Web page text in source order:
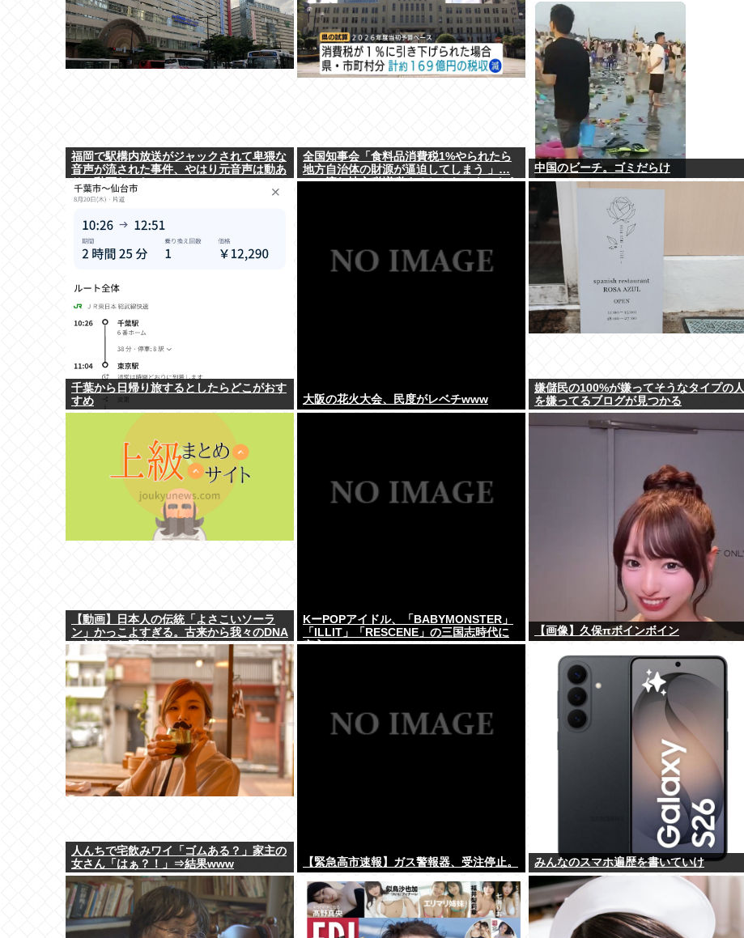
福岡で駅構内放送がジャックされて卑猥な
音声が流された事件、やはり元音声は動あ
りの動画だった
全国知事会「食料品消費税1%やられたら
地方自治体の財源が逼迫してしまう 」…
この流れ地方税増税するしかないよ、もう
中国のビーチ。ゴミだらけ
千葉から日帰り旅するとしたらどこがおす
すめ
大阪の花火大会、民度がレベチwww
嫌儲民の100%が嫌ってそうなタイプの人
を嫌ってるブログが見つかる
【動画】日本人の伝統「よさこいソーラ
ン」かっこよすぎる。古来から我々のDNA
に刻まれた踊り
KーPOPアイドル、「BABYMONSTER」
「ILLIT」「RESCENE」の三国志時代に
突入！
【画像】久保πボインボイン
人んちで宅飲みワイ「ゴムある？」家主の
女さん「はぁ？！」⇒結果www
【緊急高市速報】ガス警報器、受注停止。 みんなのスマホ遍歴を書いていけ